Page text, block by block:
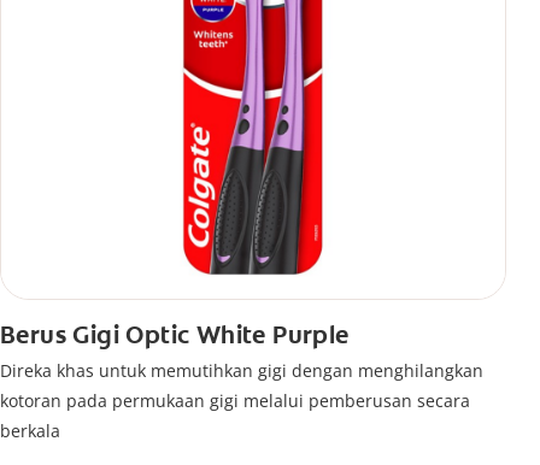
Berus Gigi Optic White Purple
Direka khas untuk memutihkan gigi dengan menghilangkan
kotoran pada permukaan gigi melalui pemberusan secara
berkala